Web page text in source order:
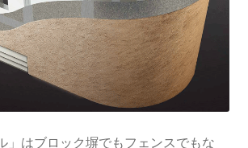
」はブロック塀でもフェンスでもな